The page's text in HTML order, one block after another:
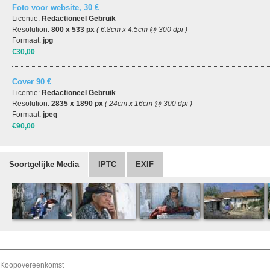
Foto voor website, 30 €
Licentie: Redactioneel Gebruik
Resolution: 800 x 533 px ( 6.8cm x 4.5cm @ 300 dpi )
Formaat: jpg
€30,00
Cover 90 €
Licentie: Redactioneel Gebruik
Resolution: 2835 x 1890 px ( 24cm x 16cm @ 300 dpi )
Formaat: jpeg
€90,00
Soortgelijke Media IPTC EXIF
Koopovereenkomst